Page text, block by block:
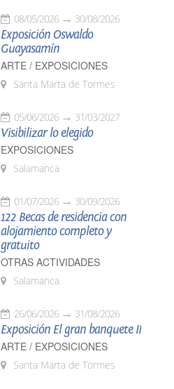
08/05/2026 30/08/2026
Exposición Oswaldo
Guayasamín
ARTE / EXPOSICIONES
Santa Marta de Tormes
05/06/2026 31/03/2027
Visibilizar lo elegido
EXPOSICIONES
Salamanca
01/07/2026 30/09/2026
122 Becas de residencia con
alojamiento completo y
gratuito
OTRAS ACTIVIDADES
Salamanca
26/06/2026 31/08/2026
Exposición El gran banquete II
ARTE / EXPOSICIONES
Santa Marta de Tormes